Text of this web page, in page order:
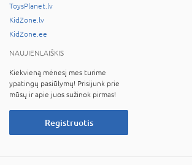
ToysPlanet.lv
KidZone.lv
KidZone.ee
NAUJIENLAIŠKIS
Kiekvieną mėnesį mes turime
ypatingų pasiūlymų! Prisijunk prie
mūsų ir apie juos sužinok pirmas!
Registruotis